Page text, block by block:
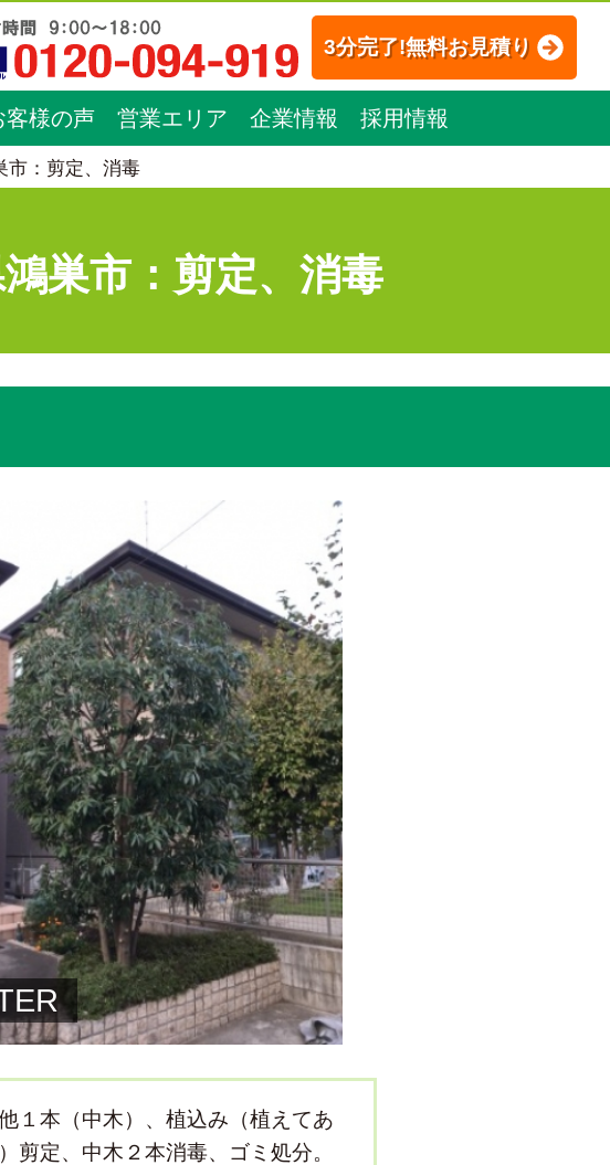
3分完了!無料お見積り
客様の声 営業エリア 企業情報 採用情報
市：剪定、消毒
巣市：剪定、消毒
１本（中木）、植込み（植えてあ
剪定、中木２本消毒、ゴミ処分。